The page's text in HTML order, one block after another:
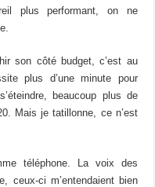
plus performant, on ne
son côté budget, c’est au
plus d’une minute pour
beaucoup plus de
Mais je tatillonne, ce n’est
téléphone. La voix des
ceux-ci m’entendaient bien